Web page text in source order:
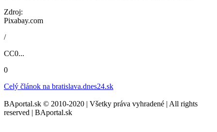
Zdroj:
Pixabay.com
/
CC0...
0
Celý článok na bratislava.dnes24.sk
BAportal.sk © 2010-2020 | Všetky práva vyhradené | All rights
reserved | BAportal.sk